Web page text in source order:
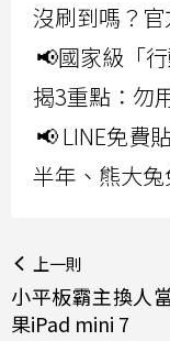
沒刷到嗎？
📢國家級「
揭3重點：勿
📢 LINE免費
半年、熊大
上一則
小平板霸主換人
果iPad mini 7